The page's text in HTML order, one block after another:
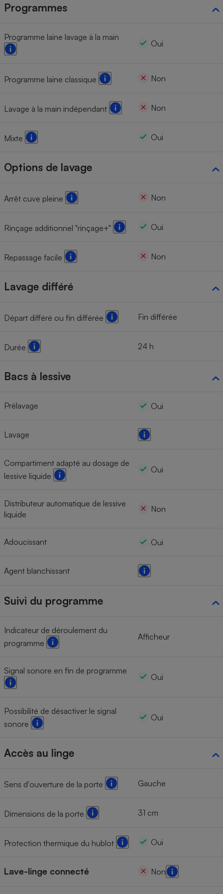
Programmes
Programme laine lavage à la main
Oui
Programme laine classique Non
Lavage à la main indépendant Non
Mixte Oui
Options de lavage
Arrêt cuve pleine Non
Rinçage additionnel "rinçage+" Oui
Repassage facile Non
Lavage différé
Départ différé ou fin différée Fin différée
Durée 24 h
Bacs à lessive
Prélavage Oui
Lavage
Compartiment adapté au dosage de
lessive liquide
Oui
Distributeur automatique de lessive
liquide
Non
Adoucissant Oui
Agent blanchissant
Suivi du programme
Indicateur de déroulement du
programme
Afficheur
Signal sonore en fin de programme
Oui
Possibilité de désactiver le signal
sonore
Oui
Accès au linge
Sens d'ouverture de la porte Gauche
Dimensions de la porte 31 cm
Protection thermique du hublot Oui
Lave-linge connecté Non